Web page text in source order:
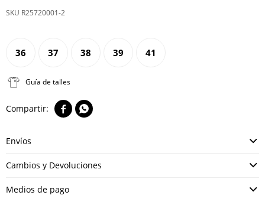
R25720001-2
36 37 38 39 41
Guía de talles
 
Envíos
Cambios y Devoluciones
Medios de pago